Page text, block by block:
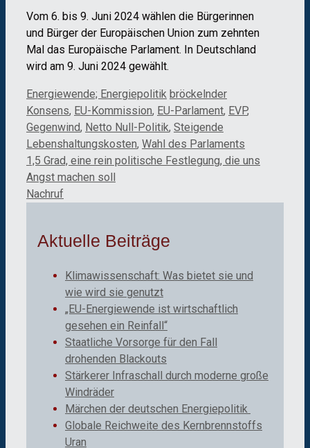
Vom 6. bis 9. Juni 2024 wählen die Bürgerinnen
und Bürger der Europäischen Union zum zehnten
Mal das Europäische Parlament. In Deutschland
wird am 9. Juni 2024 gewählt.
Kategorien
Energiewende; Energiepolitik Schlagwörter
bröckelnder
Konsens, EU-Kommission, EU-Parlament, EVP,
Gegenwind, Netto Null-Politik, Steigende
Lebenshaltungskosten, Wahl des Parlaments
1,5 Grad, eine rein politische Festlegung, die uns
Angst machen soll
Nachruf
Aktuelle Beiträge
Klimawissenschaft: Was bietet sie und
wie wird sie genutzt
„EU-Energiewende ist wirtschaftlich
gesehen ein Reinfall“
Staatliche Vorsorge für den Fall
drohenden Blackouts
Stärkerer Infraschall durch moderne große
Windräder
Märchen der deutschen Energiepolitik
Globale Reichweite des Kernbrennstoffs
Uran